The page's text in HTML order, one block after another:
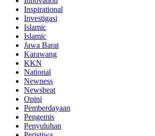
Inspirational
Investigasi
Islamic
Islamic
Jawa Barat
Karawang
KKN
National
Newness
Newsbeat
Opini
Pemberdayaan
Pengemis
Penyuluhan